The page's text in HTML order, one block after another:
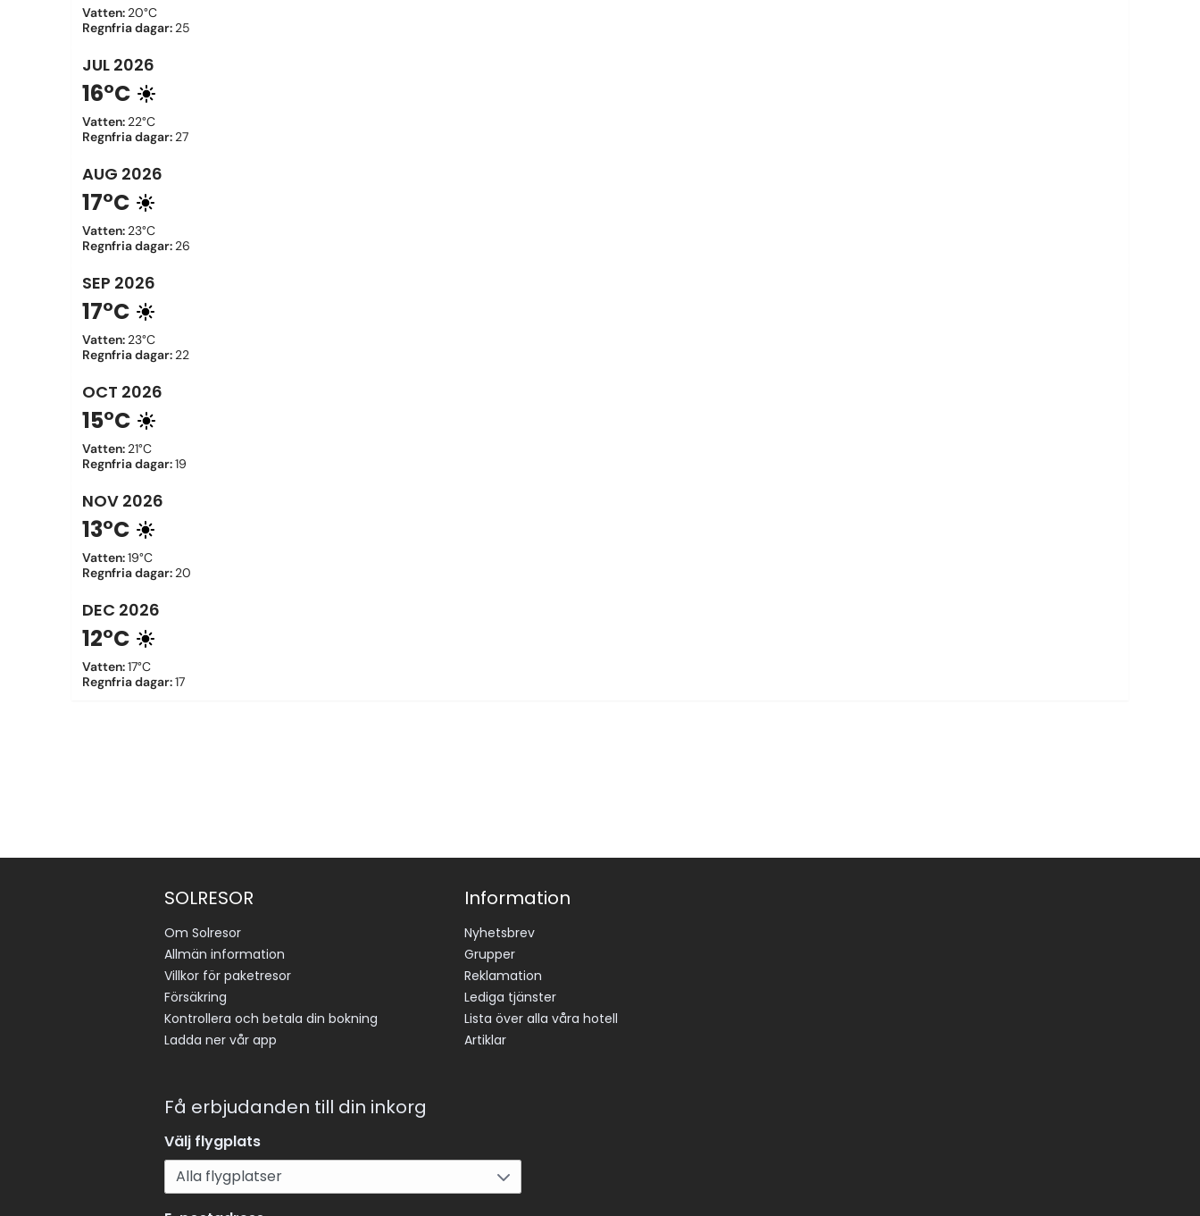
Vatten: 20°C
Regnfria dagar: 25
JUL 2026
16°C
Vatten: 22°C
Regnfria dagar: 27
AUG 2026
17°C
Vatten: 23°C
Regnfria dagar: 26
SEP 2026
17°C
Vatten: 23°C
Regnfria dagar: 22
OCT 2026
15°C
Vatten: 21°C
Regnfria dagar:19
NOV 2026
13°C
Vatten:19°C
Regnfria dagar: 20
DEC 2026
12°C
Vatten:17°C
Regnfria dagar:17
SOLRESOR
Om Solresor
Allmän information
Villkor för paketresor
Försäkring
Kontrollera och betala din bokning
Ladda ner vår app
Information
Nyhetsbrev
Grupper
Reklamation
Lediga tjänster
Lista över alla våra hotell
Artiklar
Få erbjudanden till din inkorg
Välj flygplats